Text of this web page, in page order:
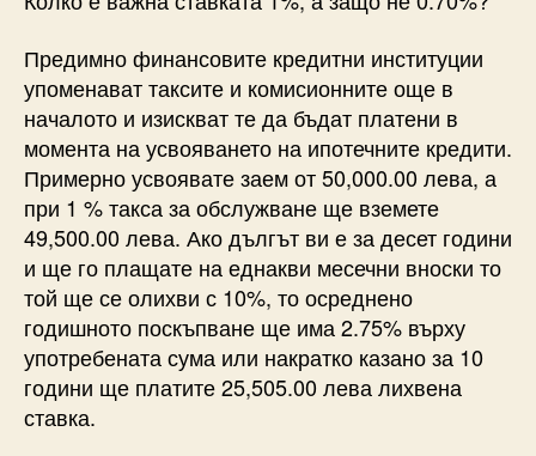
Предимно финансовите кредитни институции
упоменават таксите и комисионните още в
началото и изискват те да бъдат платени в
момента на усвояването на ипотечните кредити.
Примерно усвоявате заем от 50,000.00 лева, а
при 1 % такса за обслужване ще вземете
49,500.00 лева. Ако дългът ви е за десет години
и ще го плащате на еднакви месечни вноски то
той ще се олихви с 10%, то осреднено
годишното поскъпване ще има 2.75% върху
употребената сума или накратко казано за 10
години ще платите 25,505.00 лева лихвена
ставка.